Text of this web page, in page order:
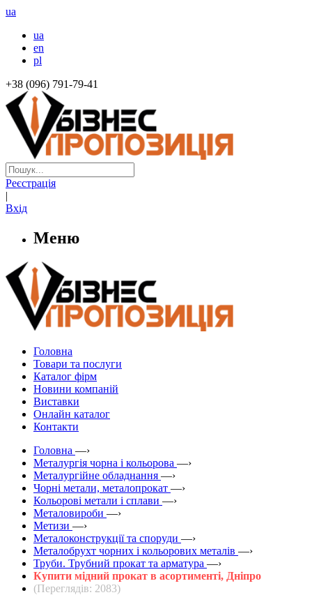
ua
ua
en
pl
+38 (096) 791-79-41
Реєстрація
|
Вхід
Меню
Головна
Товари та послуги
Каталог фірм
Новини компаній
Виставки
Онлайн каталог
Контакти
Головна —›
Металургія чорна і кольорова —›
Металургійне обладнання —›
Чорні метали, металопрокат —›
Кольорові метали і сплави —›
Металовироби —›
Метизи —›
Металоконструкції та споруди —›
Металобрухт чорних і кольорових металів —›
Труби. Трубний прокат та арматура —›
Купити мідний прокат в асортименті, Дніпро
(Переглядів: 2083)